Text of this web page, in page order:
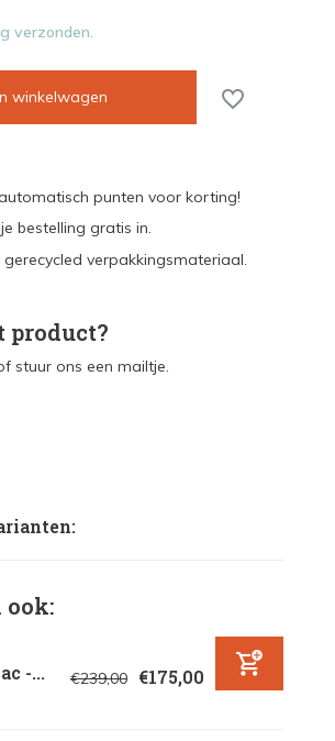
verzonden.
winkelwagen
punten voor korting!
bestelling gratis in.
verpakkingsmateriaal.
product?
stuur ons een mailtje.
ook:
-... €239,00 €175,00